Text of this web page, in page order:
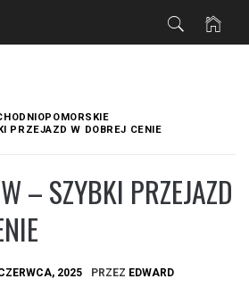
PRZEJAZD W DOBREJ CENIE
– SZYBKI PRZEJAZD
2025 PRZEZ EDWARD